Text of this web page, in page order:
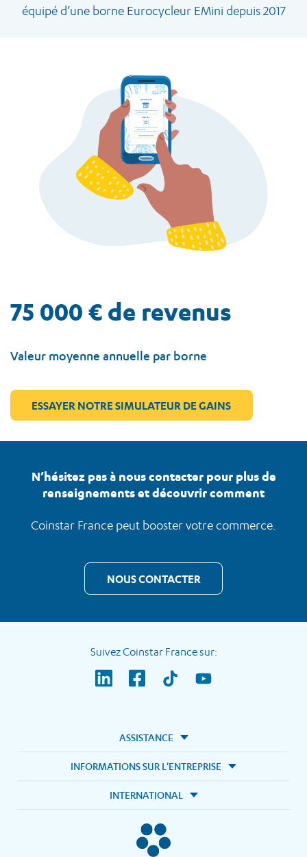
équipé d’une borne Eurocycleur EMini depuis 2017
75 000 € de revenus
Valeur moyenne annuelle par borne
ESSAYER NOTRE SIMULATEUR DE GAINS
N’hésitez pas à nous contacter pour plus de
renseignements et découvrir comment
Coinstar France peut booster votre commerce.
NOUS CONTACTER
Suivez Coinstar France sur:
ASSISTANCE
INFORMATIONS SUR L'ENTREPRISE
INTERNATIONAL